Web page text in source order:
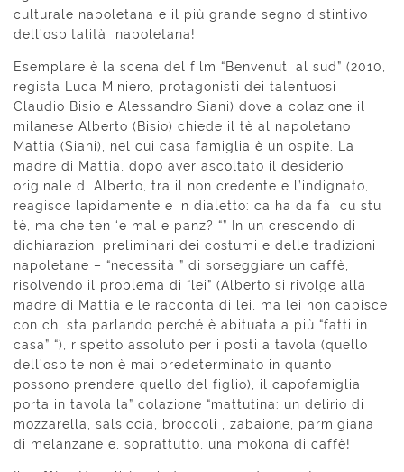
culturale napoletana e il più grande segno distintivo
dell’ospitalità napoletana!
Esemplare è la scena del film “Benvenuti al sud” (2010,
regista Luca Miniero, protagonisti dei talentuosi
Claudio Bisio e Alessandro Siani) dove a colazione il
milanese Alberto (Bisio) chiede il tè al napoletano
Mattia (Siani), nel cui casa famiglia è un ospite. La
madre di Mattia, dopo aver ascoltato il desiderio
originale di Alberto, tra il non credente e l’indignato,
reagisce lapidamente e in dialetto: ca ha da fà cu stu
tè, ma che ten ‘e mal e panz? “” In un crescendo di
dichiarazioni preliminari dei costumi e delle tradizioni
napoletane – “necessità ” di sorseggiare un caffè,
risolvendo il problema di “lei” (Alberto si rivolge alla
madre di Mattia e le racconta di lei, ma lei non capisce
con chi sta parlando perché è abituata a più “fatti in
casa” “), rispetto assoluto per i posti a tavola (quello
dell’ospite non è mai predeterminato in quanto
possono prendere quello del figlio), il capofamiglia
porta in tavola la” colazione “mattutina: un delirio di
mozzarella, salsiccia, broccoli , zabaione, parmigiana
di melanzane e, soprattutto, una mokona di caffè!